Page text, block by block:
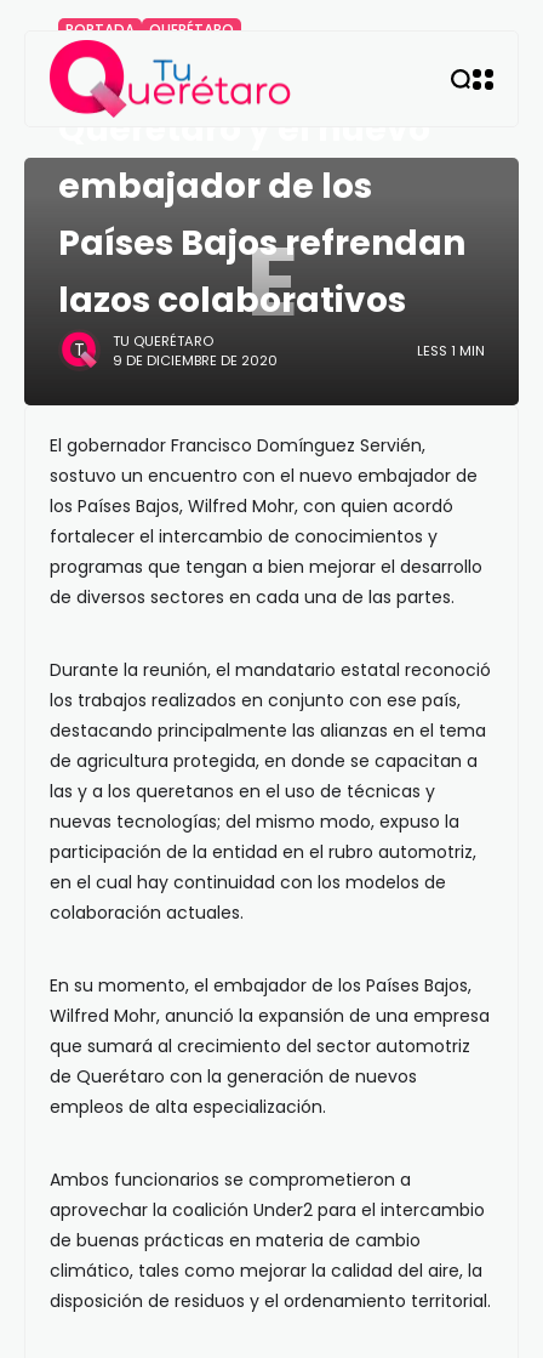
E
PORTADA QUERÉTARO
El Gobernador de
Querétaro y el nuevo
embajador de los
Países Bajos refrendan
lazos colaborativos
TU QUERÉTARO
9 DE DICIEMBRE DE 2020
LESS 1 MIN
El gobernador Francisco Domínguez Servién,
sostuvo un encuentro con el nuevo embajador de
los Países Bajos, Wilfred Mohr, con quien acordó
fortalecer el intercambio de conocimientos y
programas que tengan a bien mejorar el desarrollo
de diversos sectores en cada una de las partes.
Durante la reunión, el mandatario estatal reconoció
los trabajos realizados en conjunto con ese país,
destacando principalmente las alianzas en el tema
de agricultura protegida, en donde se capacitan a
las y a los queretanos en el uso de técnicas y
nuevas tecnologías; del mismo modo, expuso la
participación de la entidad en el rubro automotriz,
en el cual hay continuidad con los modelos de
colaboración actuales.
En su momento, el embajador de los Países Bajos,
Wilfred Mohr, anunció la expansión de una empresa
que sumará al crecimiento del sector automotriz
de Querétaro con la generación de nuevos
empleos de alta especialización.
Ambos funcionarios se comprometieron a
aprovechar la coalición Under2 para el intercambio
de buenas prácticas en materia de cambio
climático, tales como mejorar la calidad del aire, la
disposición de residuos y el ordenamiento territorial.